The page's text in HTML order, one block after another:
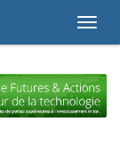
T
g
l
e
n